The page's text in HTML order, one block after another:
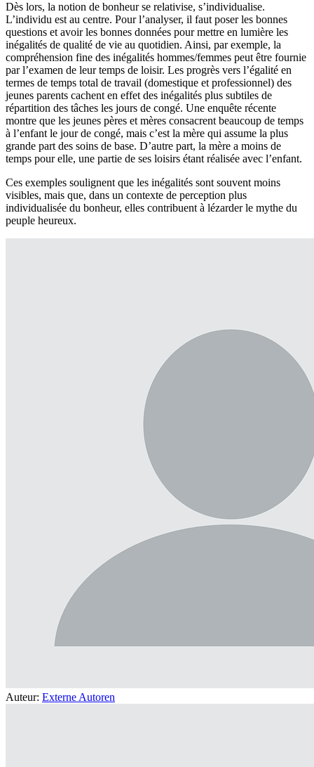
Dès lors, la notion de bonheur se relativise, s’individualise.
L’individu est au centre. Pour l’analyser, il faut poser les bonnes
questions et avoir les bonnes données pour mettre en lumière les
inégalités de qualité de vie au quotidien. Ainsi, par exemple, la
compréhension fine des inégalités hommes/femmes peut être fournie
par l’examen de leur temps de loisir. Les progrès vers l’égalité en
termes de temps total de travail (domestique et professionnel) des
jeunes parents cachent en effet des inégalités plus subtiles de
répartition des tâches les jours de congé. Une enquête récente
montre que les jeunes pères et mères consacrent beaucoup de temps
à l’enfant le jour de congé, mais c’est la mère qui assume la plus
grande part des soins de base. D’autre part, la mère a moins de
temps pour elle, une partie de ses loisirs étant réalisée avec l’enfant.
Ces exemples soulignent que les inégalités sont souvent moins
visibles, mais que, dans un contexte de perception plus
individualisée du bonheur, elles contribuent à lézarder le mythe du
peuple heureux.
Auteur: Externe Autoren